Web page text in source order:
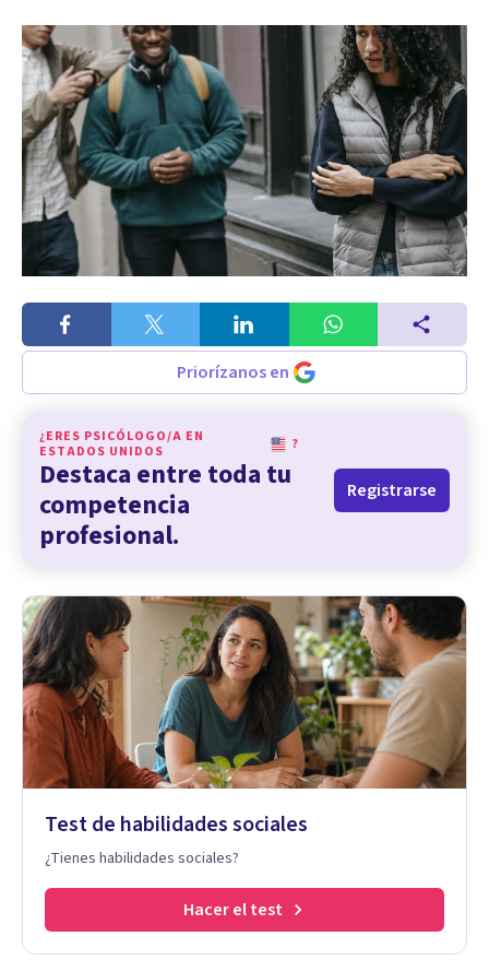
Priorízanos en
¿ERES PSICÓLOGO/A EN
ESTADOS UNIDOS
?
Destaca entre toda tu
competencia
profesional.
Registrarse
Test de habilidades sociales
¿Tienes habilidades sociales?
Hacer el test